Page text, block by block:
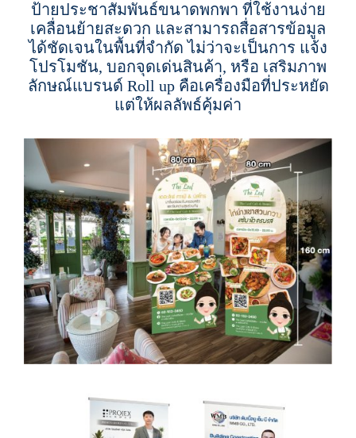
ป้ายประชาสัมพันธ์ขนาดพกพา ที่ใช้งานง่าย
เคลื่อนย้ายสะดวก และสามารถสื่อสารข้อมูล
ได้ชัดเจนในพื้นที่จำกัด ไม่ว่าจะเป็นการ แจ้ง
โปรโมชัน, บอกจุดเด่นสินค้า, หรือ เสริมภาพ
ลักษณ์แบรนด์ Roll up คือเครื่องมือที่ประหยัด
แต่ให้ผลลัพธ์คุ้มค่า